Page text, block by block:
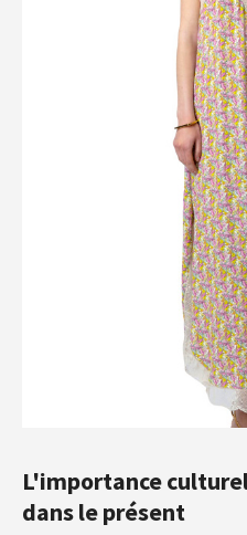
L'importance
dans le présent